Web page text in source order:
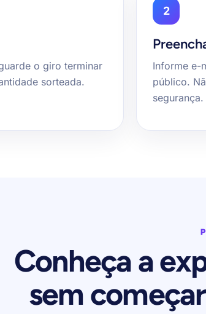
o giro terminar
sorteada.
2
Informe e-
público.
segurança.
Conheça a
sem